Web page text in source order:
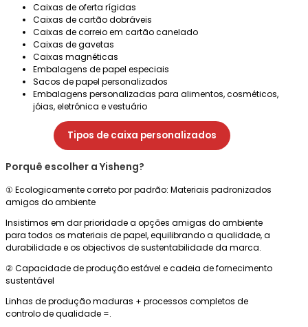
Caixas de oferta rígidas
Caixas de cartão dobráveis
Caixas de correio em cartão canelado
Caixas de gavetas
Caixas magnéticas
Embalagens de papel especiais
Sacos de papel personalizados
Embalagens personalizadas para alimentos, cosméticos,
jóias, eletrónica e vestuário
Tipos de caixa personalizados
Porquê escolher a Yisheng?
① Ecologicamente correto por padrão: Materiais padronizados
amigos do ambiente
Insistimos em dar prioridade a opções amigas do ambiente
para todos os materiais de papel, equilibrando a qualidade, a
durabilidade e os objectivos de sustentabilidade da marca.
② Capacidade de produção estável e cadeia de fornecimento
sustentável
Linhas de produção maduras + processos completos de
controlo de qualidade =.